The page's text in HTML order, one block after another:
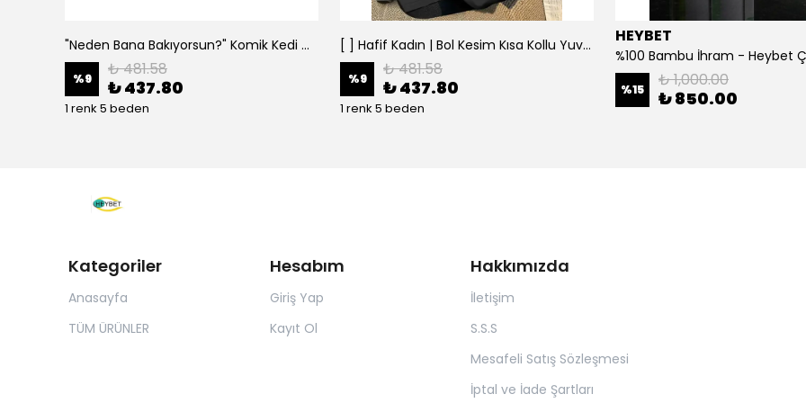
"Neden Bana Bakıyorsun?" Komik Kedi Grafik Tişört - Dijital Baskılı Siyah Bol - Siyah
%9 ₺ 481.58
₺ 437.80
1 renk 5 beden
[ ] Hafif Kadın | Bol Kesim Kısa Kollu Yuvarlak Yaka Eğlenceli Karikatür Ayı ve - Siyah
%9 ₺ 481.58
₺ 437.80
1 renk 5 beden
HEYBET
%100 Bambu İhram - Heybet
%15 ₺ 1,000.00
₺ 850.00
Kategoriler
Anasayfa
TÜM ÜRÜNLER
Hesabım
Giriş Yap
Kayıt Ol
Hakkımızda
İletişim
S.S.S
Mesafeli Satış Sözleşmesi
İptal ve İade Şartları